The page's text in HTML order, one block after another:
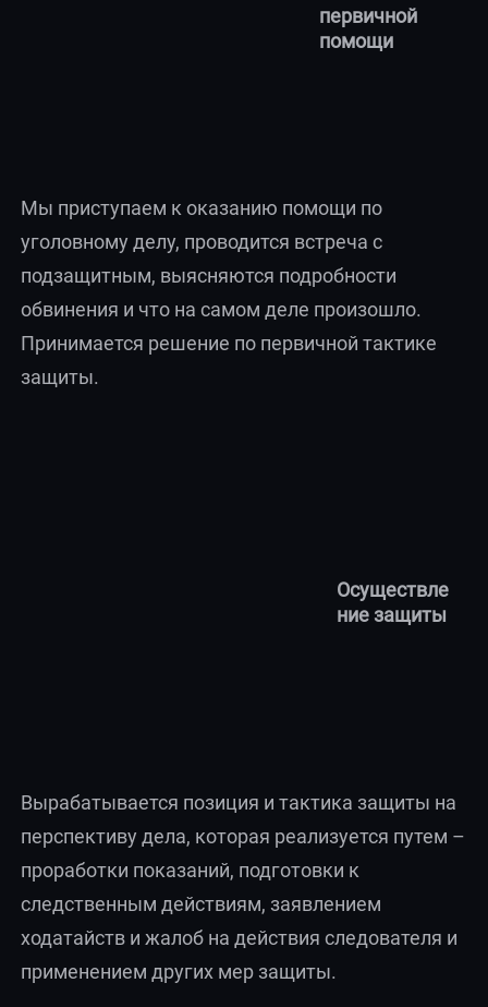
первичной
помощи
Мы приступаем к оказанию помощи по
уголовному делу, проводится встреча с
подзащитным, выясняются подробности
обвинения и что на самом деле произошло.
Принимается решение по первичной тактике
защиты.
Осуществле
ние защиты
Вырабатывается позиция и тактика защиты на
перспективу дела, которая реализуется путем –
проработки показаний, подготовки к
следственным действиям, заявлением
ходатайств и жалоб на действия следователя и
применением других мер защиты.